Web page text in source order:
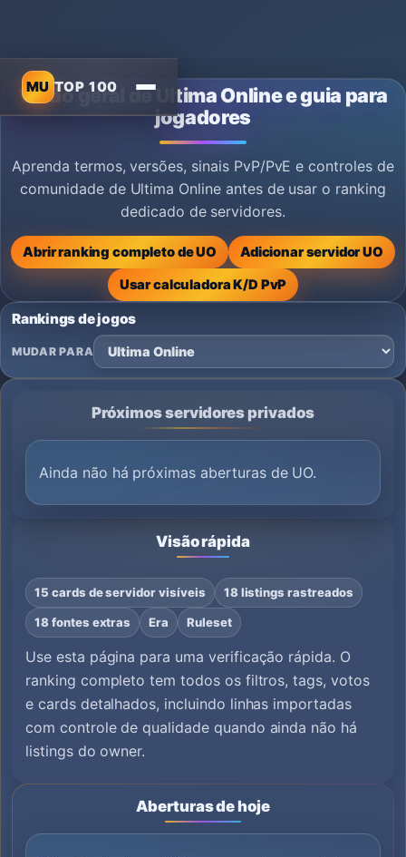
MU TOP 100
Visão geral de Ultima Online e guia para
jogadores
Aprenda termos, versões, sinais PvP/PvE e controles de
comunidade de Ultima Online antes de usar o ranking
dedicado de servidores.
Abrir ranking completo de UO
Adicionar servidor UO
Usar calculadora K/D PvP
Rankings de jogos
MUDAR PARA
Aberturas de hoje
Próximos servidores privados
Ainda não há próximas aberturas de UO.
Visão rápida
15 cards de servidor visíveis 18 listings rastreados
18 fontes extras Era Ruleset
Use esta página para uma verificação rápida. O
ranking completo tem todos os filtros, tags, votos
e cards detalhados, incluindo linhas importadas
com controle de qualidade quando ainda não há
listings do owner.